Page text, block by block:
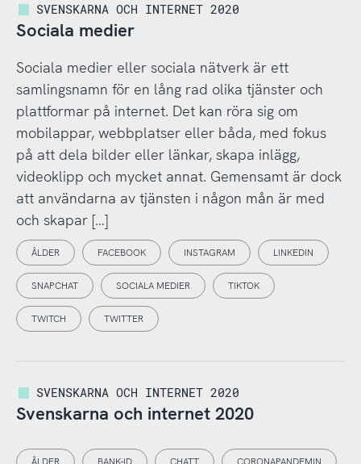
SVENSKARNA OCH INTERNET 2020
Sociala medier
Sociala medier eller sociala nätverk är ett
samlingsnamn för en lång rad olika tjänster och
plattformar på internet. Det kan röra sig om
mobilappar, webbplatser eller båda, med fokus
på att dela bilder eller länkar, skapa inlägg,
videoklipp och mycket annat. Gemensamt är dock
att användarna av tjänsten i någon mån är med
och skapar […]
ÅLDER FACEBOOK INSTAGRAM LINKEDIN
SNAPCHAT SOCIALA MEDIER TIKTOK
TWITCH TWITTER
SVENSKARNA OCH INTERNET 2020
Svenskarna och internet 2020